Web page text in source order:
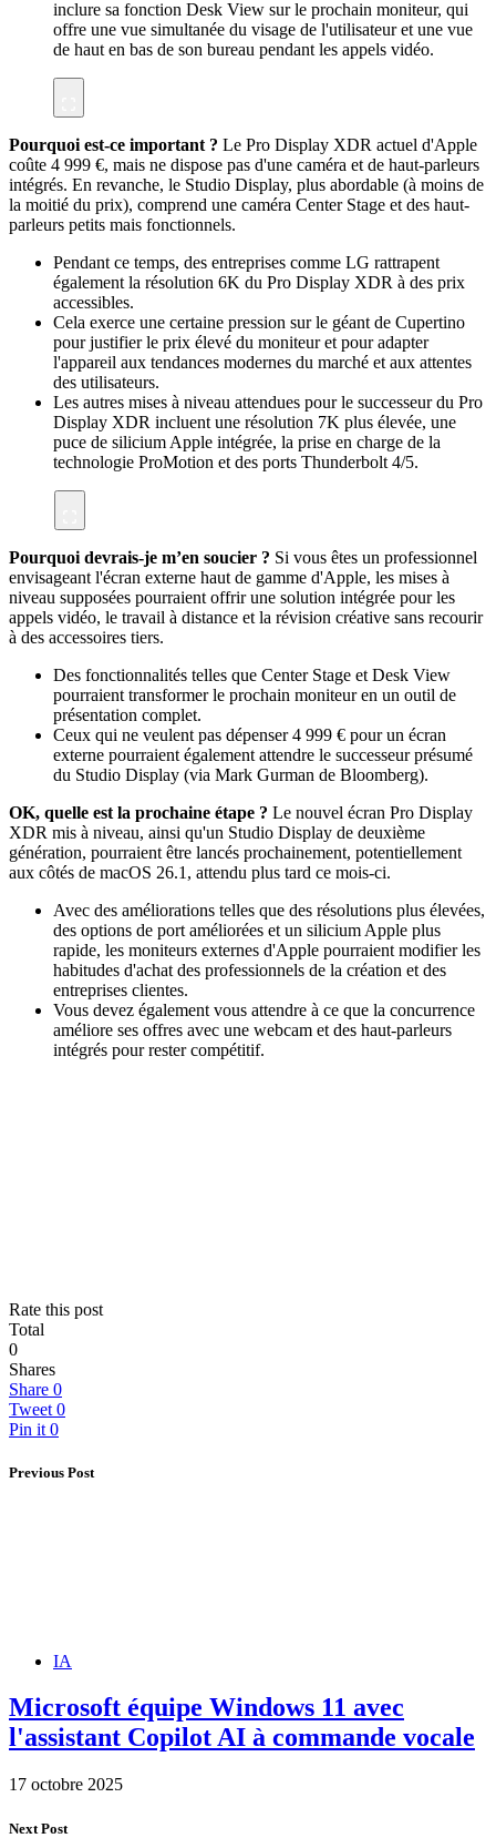
inclure sa fonction Desk View sur le prochain moniteur, qui
offre une vue simultanée du visage de l'utilisateur et une vue
de haut en bas de son bureau pendant les appels vidéo.
Pourquoi est-ce important ? Le Pro Display XDR actuel d'Apple
coûte 4 999 €, mais ne dispose pas d'une caméra et de haut-parleurs
intégrés. En revanche, le Studio Display, plus abordable (à moins de
la moitié du prix), comprend une caméra Center Stage et des haut-
parleurs petits mais fonctionnels.
Pendant ce temps, des entreprises comme LG rattrapent
également la résolution 6K du Pro Display XDR à des prix
accessibles.
Cela exerce une certaine pression sur le géant de Cupertino
pour justifier le prix élevé du moniteur et pour adapter
l'appareil aux tendances modernes du marché et aux attentes
des utilisateurs.
Les autres mises à niveau attendues pour le successeur du Pro
Display XDR incluent une résolution 7K plus élevée, une
puce de silicium Apple intégrée, la prise en charge de la
technologie ProMotion et des ports Thunderbolt 4/5.
Pourquoi devrais-je m’en soucier ? Si vous êtes un professionnel
envisageant l'écran externe haut de gamme d'Apple, les mises à
niveau supposées pourraient offrir une solution intégrée pour les
appels vidéo, le travail à distance et la révision créative sans recourir
à des accessoires tiers.
Des fonctionnalités telles que Center Stage et Desk View
pourraient transformer le prochain moniteur en un outil de
présentation complet.
Ceux qui ne veulent pas dépenser 4 999 € pour un écran
externe pourraient également attendre le successeur présumé
du Studio Display (via Mark Gurman de Bloomberg).
OK, quelle est la prochaine étape ? Le nouvel écran Pro Display
XDR mis à niveau, ainsi qu'un Studio Display de deuxième
génération, pourraient être lancés prochainement, potentiellement
aux côtés de macOS 26.1, attendu plus tard ce mois-ci.
Avec des améliorations telles que des résolutions plus élevées,
des options de port améliorées et un silicium Apple plus
rapide, les moniteurs externes d'Apple pourraient modifier les
habitudes d'achat des professionnels de la création et des
entreprises clientes.
Vous devez également vous attendre à ce que la concurrence
améliore ses offres avec une webcam et des haut-parleurs
intégrés pour rester compétitif.
Rate this post
Total
0
Shares
Share 0
Tweet 0
Pin it 0
Previous Post
IA
Microsoft équipe Windows 11 avec
l'assistant Copilot AI à commande vocale
17 octobre 2025
Next Post